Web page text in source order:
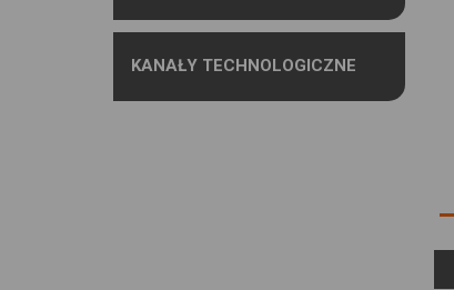
KANAŁY TECHNOLOGICZNE